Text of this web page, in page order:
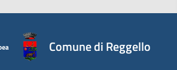
Comune di Reggello